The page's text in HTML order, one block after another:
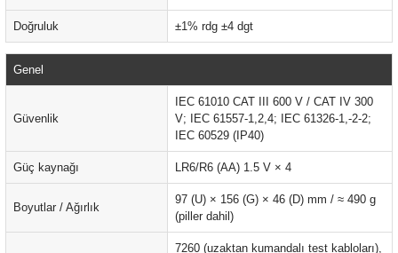
ÖLÇER
Doğruluk ±1% rdg ±4 dgt
Genel
Güvenlik
IEC 61010 CAT III 600 V / CAT IV 300
V; IEC 61557-1,2,4; IEC 61326-1,-2-2;
IEC 60529 (IP40)
Güç kaynağı LR6/R6 (AA) 1.5 V × 4
Boyutlar / Ağırlık
97 (U) × 156 (G) × 46 (D) mm / ≈ 490 g
(piller dahil)
7260 (uzaktan kumandalı test kabloları),